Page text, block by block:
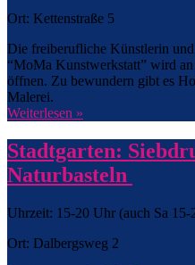
Ort: Kettenstraße 5
Die freiberufliche Künstlerin
“MoMa Kunstwerkstatt” wird
öffnen. Zu bewundern gibt es
Malerei.
Weiterlesen »
Stadtgarten:
Naturbasteln
Uhrzeit: 15-20 Uhr (auch Sa
Ort: Dalbergsweg 2